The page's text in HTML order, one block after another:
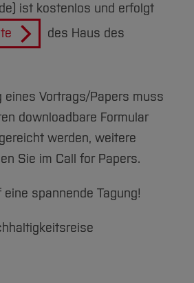
ist kostenlos und erfolgt
des Haus des
eines Vortrags/Papers muss
downloadbare Formular
werden, weitere
Sie im Call for Papers.
spannende Tagung!